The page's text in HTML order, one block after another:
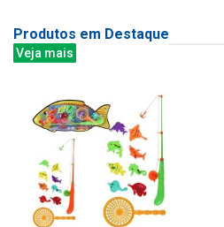
Produtos em Destaque
Veja mais